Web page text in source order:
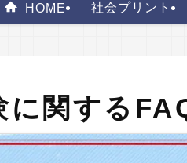
HOME 社会プリント
に関する